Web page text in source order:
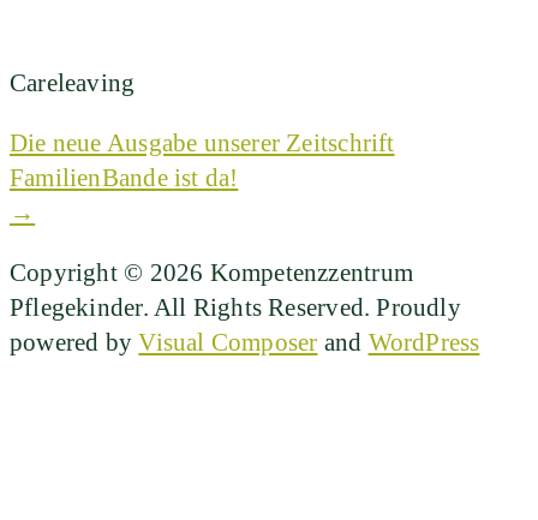
Careleaving
Die neue Ausgabe unserer Zeitschrift
FamilienBande ist da!
→
Copyright © 2026 Kompetenzzentrum
Pflegekinder. All Rights Reserved. Proudly
powered byVisual Composer and WordPress